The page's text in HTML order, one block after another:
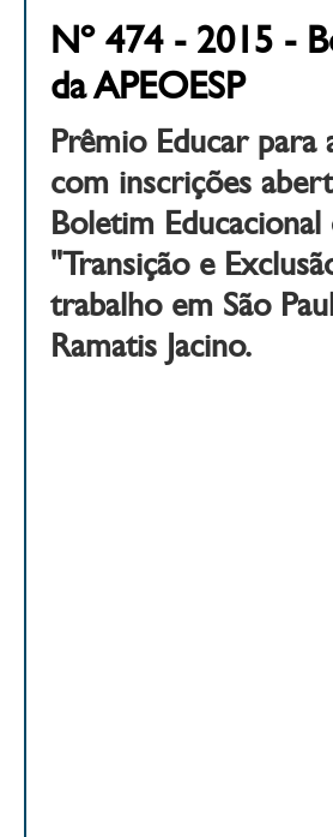
Nº 474 - 2015 -
da APEOESP
Prêmio Educar para
com inscrições
Boletim
"Transição e
trabalho em São
Ramatis Jacino.